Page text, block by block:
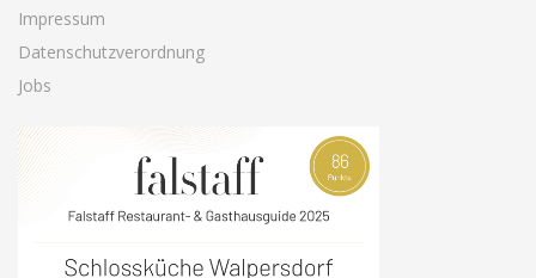
Impressum
Datenschutzverordnung
Jobs